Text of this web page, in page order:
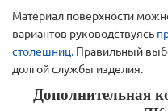
Материал поверхности
вариантов руководствуясь
столешниц. Правильный
долгой службы изделия.
Дополнительная